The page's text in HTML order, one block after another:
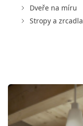
Dveře na míru
Stropy a zrcadla